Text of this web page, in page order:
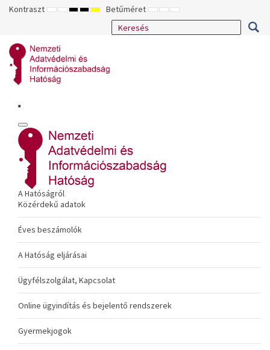
Kontraszt ALAPÉRTELMEZETT
ÉJSZAKAI
NAGY
KONTRASZTÚ
NAGY
KONTRASZTÚ
NAGY
KONTRASZTÚ
SÁRGA
FEKETE
Betűméret KISEBB
BETŰTÍPUS
ALAPÉRTELMEZETT
BETŰMÉRET
NAGYOBB
BETŰMÉRET
A Hatóságról
Közérdekű adatok
Éves beszámolók
A Hatóság eljárásai
Ügyfélszolgálat, Kapcsolat
Online ügyindítás és bejelentő rendszerek
Gyermekjogok